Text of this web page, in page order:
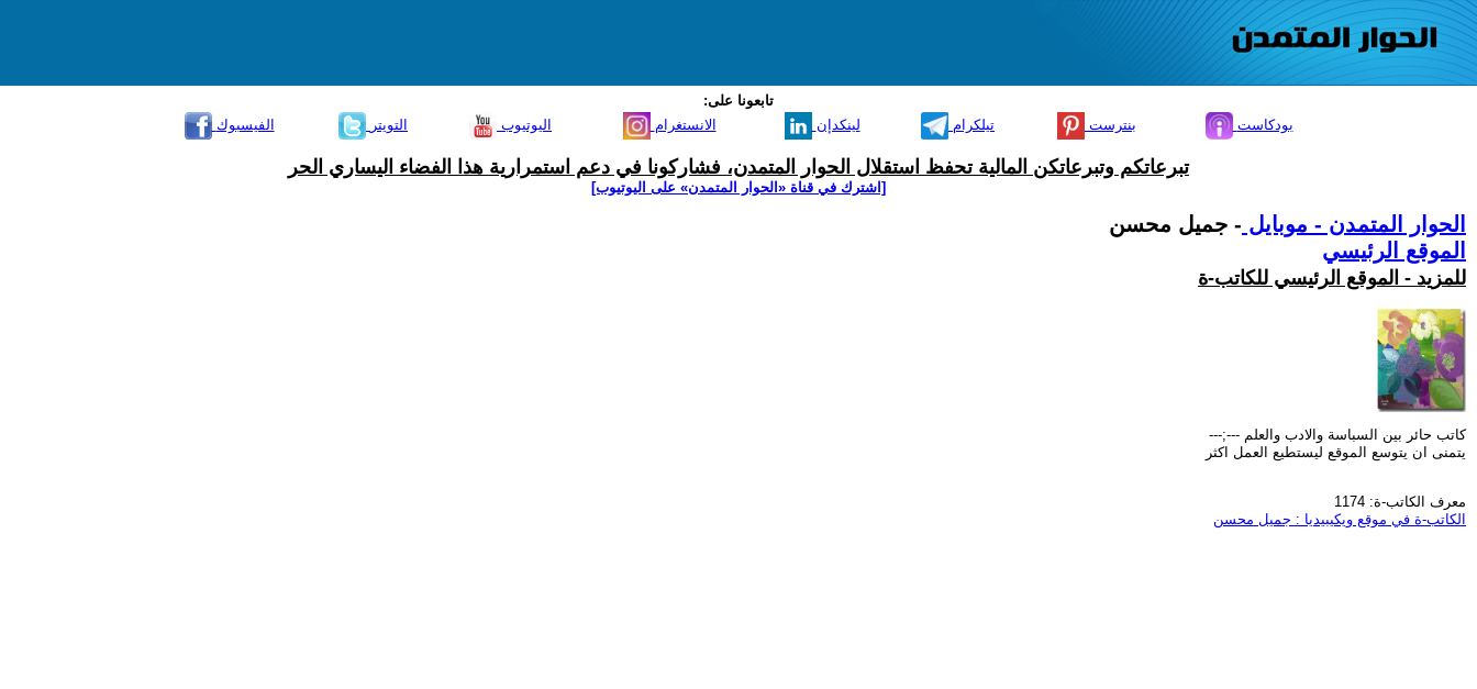
تابعونا على:
الفيسبوك
التويتر اليوتيوب الانستغرام لينكدإن تيلكرام بنترست بودكاست
تبرعاتكم وتبرعاتكن المالية تحفظ استقلال الحوار المتمدن، فشاركونا في دعم استمرارية هذا الفضاء اليساري الحر
[اشترك في قناة ‫«الحوار المتمدن» على اليوتيوب]
الحوار المتمدن - موبايل - جميل محسن
الموقع الرئيسي
للمزيد - الموقع الرئيسي للكاتب-ة
كاتب حائر بين السباسة والادب والعلم ---;---
يتمنى ان يتوسع الموقع ليستطيع العمل اكثر
معرف الكاتب-ة: 1174
الكاتب-ة في موقع ويكيبيديا : جميل محسن